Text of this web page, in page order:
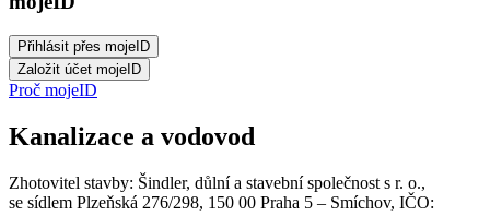
Proč mojeID
Kanalizace a vodovod
Zhotovitel stavby: Šindler, důlní a stavební společnost s r. o.,
se sídlem Plzeňská 276/298, 150 00 Praha 5 – Smíchov, IČO: